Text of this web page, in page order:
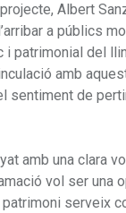
Albert
a públics
patrimonial del
amb
sentiment de
amb una clara
vol ser una
serveix